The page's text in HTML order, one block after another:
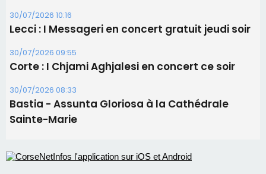
30/07/2026 10:16
Lecci : I Messageri en concert gratuit jeudi soir
30/07/2026 09:55
Corte : I Chjami Aghjalesi en concert ce soir
30/07/2026 08:33
Bastia - Assunta Gloriosa à la Cathédrale
Sainte-Marie